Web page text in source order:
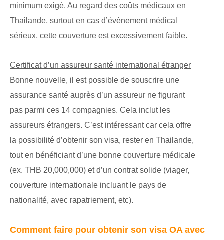
minimum exigé. Au regard des coûts médicaux en
Thailande, surtout en cas d’évènement médical
sérieux, cette couverture est excessivement faible.
Certificat d’un assureur santé international étranger
Bonne nouvelle, il est possible de souscrire une
assurance santé auprès d’un assureur ne figurant
pas parmi ces 14 compagnies. Cela inclut les
assureurs étrangers. C’est intéressant car cela offre
la possibilité d’obtenir son visa, rester en Thailande,
tout en bénéficiant d’une bonne couverture médicale
(ex. THB 20,000,000) et d’un contrat solide (viager,
couverture internationale incluant le pays de
nationalité, avec rapatriement, etc).
Comment faire pour obtenir son visa OA avec